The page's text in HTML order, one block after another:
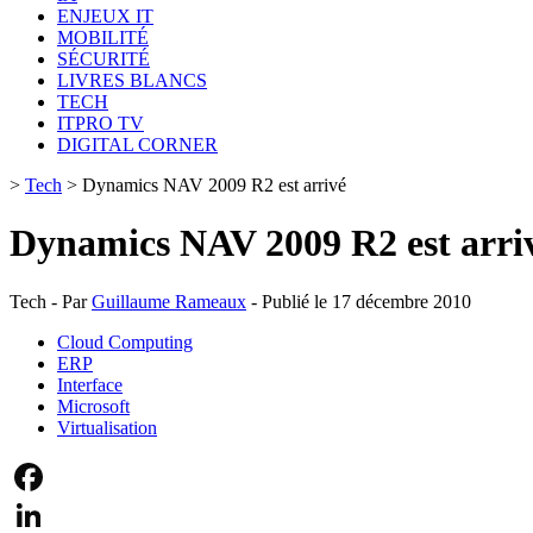
ENJEUX IT
MOBILITÉ
SÉCURITÉ
LIVRES BLANCS
TECH
ITPRO TV
DIGITAL CORNER
> Tech > Dynamics NAV 2009 R2 est arrivé
Dynamics NAV 2009 R2 est
Tech - ParGuillaume Rameaux - Publié le 17 décembre 2010
Cloud Computing
ERP
Interface
Microsoft
Virtualisation
Facebook